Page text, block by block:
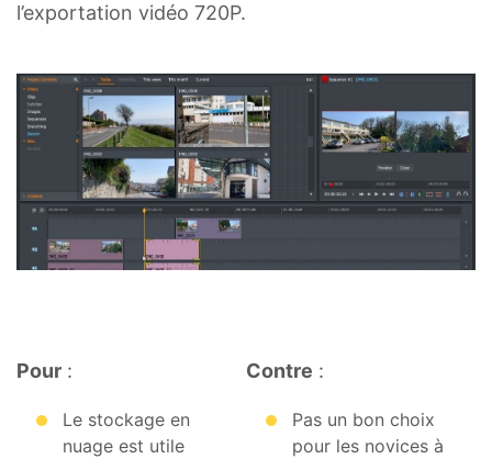
l’exportation vidéo 720P.
Pour :
Le stockage en
nuage est utile
Contre :
Pas un bon choix
pour les novices à